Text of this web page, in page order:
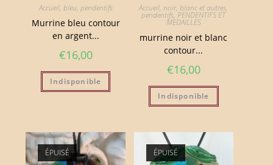
Accueil, bleu, pendentifs
Murrine bleu contour
en argent...
€16,00
Indisponible
Accueil,noir, blanc et autres,
pendentifs,PENDENTIFS ET
MEDAILLES
murrine noir et blanc
contour...
€16,00
Indisponible
ÉPUISÉ ÉPUISÉ